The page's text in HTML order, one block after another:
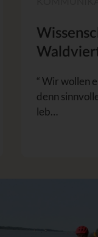
“ Wir wollen
denn
leb…